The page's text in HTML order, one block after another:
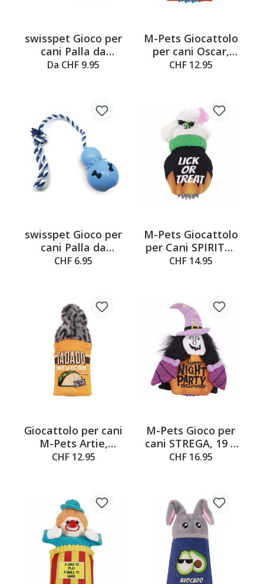
swisspet Gioco per
cani Palla da
riempire Gordy
Da CHF 9.95
M-Pets Giocattolo
per cani Oscar,
arancione e grigio,
CHF 12.95
swisspet Gioco per
cani Palla da
riempire Gord, con
CHF 6.95
M-Pets Giocattolo
per Cani SPIRITO,
11 x 7 x 20 cm
CHF 14.95
Giocattolo per cani
M-Pets Artie,
arancione e grigio,
CHF 12.95
M-Pets Gioco per
cani STREGA, 19 x
6 x 25,5 cm
CHF 16.95